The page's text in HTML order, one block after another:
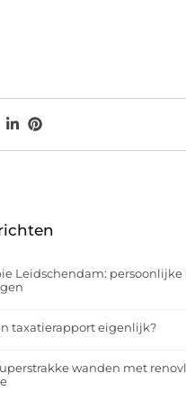
Leidschendam:
taxatierapport eigenlijk?
wanden met